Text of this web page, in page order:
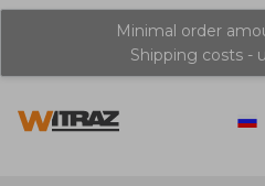
Minimal order
Shipping costs -